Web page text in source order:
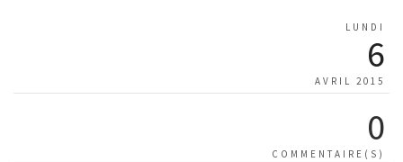
LUNDI
6
AVRIL 2015
0
COMMENTAIRE(S)